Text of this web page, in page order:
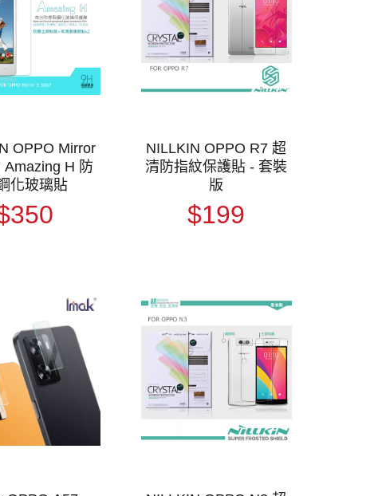
OPPO Mirror
Amazing H 防
化玻璃貼
NILLKIN OPPO R7 超
清防指紋保護貼 - 套裝
版
$199